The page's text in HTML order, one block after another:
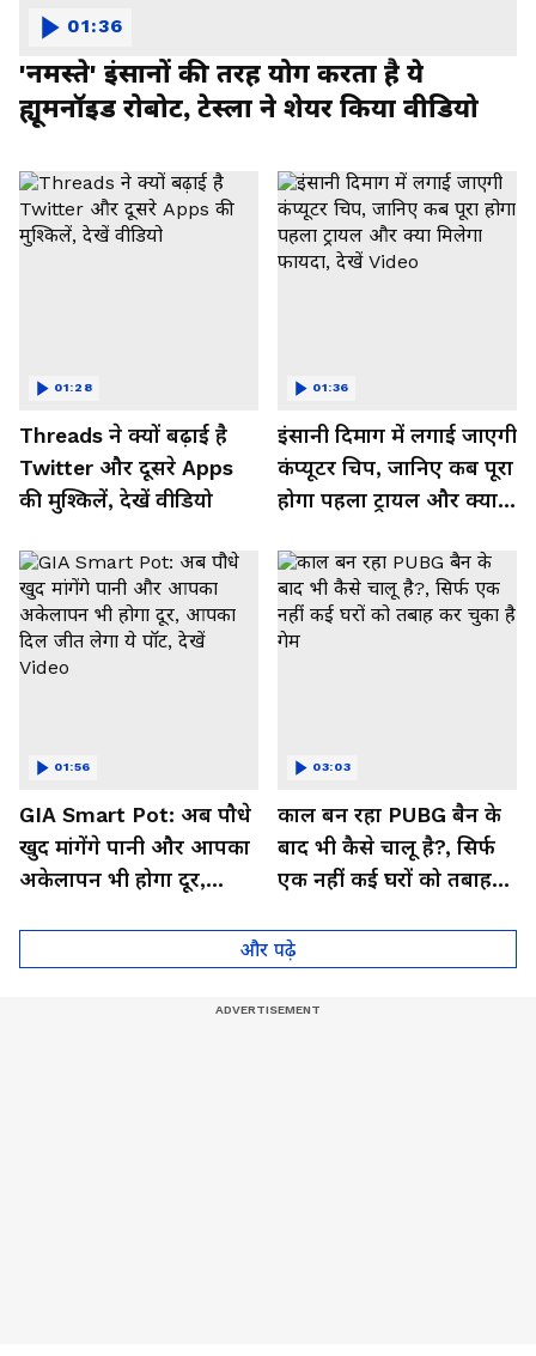
'नमस्ते' इंसानों की तरह योग करता है ये
ह्यूमनॉइड रोबोट, टेस्ला ने शेयर किया वीडियो
01:36
Threads ने क्यों बढ़ाई है
Twitter और दूसरे Apps
की मुश्किलें, देखें वीडियो
01:28
इंसानी दिमाग में लगाई जाएगी
कंप्यूटर चिप, जानिए कब पूरा
होगा पहला ट्रायल और क्या
01:36
GIA Smart Pot: अब पौधे
खुद मांगेंगे पानी और आपका
अकेलापन भी होगा दूर,
01:56
काल बन रहा PUBG बैन के
बाद भी कैसे चालू है?, सिर्फ
एक नहीं कई घरों को तबाह
03:03
और पढ़े